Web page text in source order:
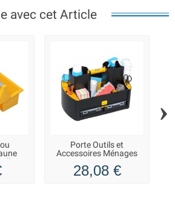
avec cet Article
Porte Outils et
Accessoires Ménages
avec casiers Allit
28,08 €
›